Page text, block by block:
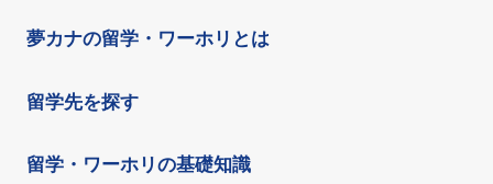
夢カナの留学・ワーホリとは
留学先を探す
留学・ワーホリの基礎知識